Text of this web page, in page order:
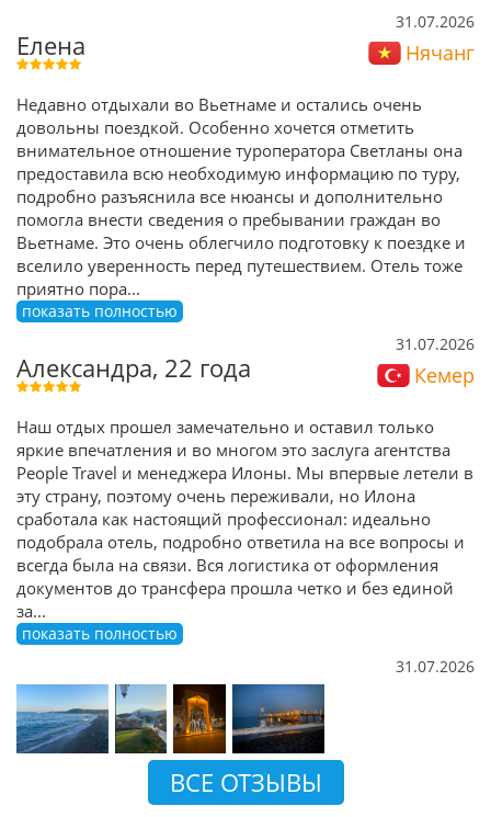
31.07.2026
Елена Нячанг
Недавно отдыхали во Вьетнаме и остались очень
довольны поездкой. Особенно хочется отметить
внимательное отношение туроператора Светланы она
предоставила всю необходимую информацию по туру,
подробно разъяснила все нюансы и дополнительно
помогла внести сведения о пребывании граждан во
Вьетнаме. Это очень облегчило подготовку к поездке и
вселило уверенность перед путешествием. Отель тоже
приятно пора...
показать полностью
31.07.2026
Александра, 22 года Кемер
Наш отдых прошел замечательно и оставил только
яркие впечатления и во многом это заслуга агентства
People Travel и менеджера Илоны. Мы впервые летели в
эту страну, поэтому очень переживали, но Илона
сработала как настоящий профессионал: идеально
подобрала отель, подробно ответила на все вопросы и
всегда была на связи. Вся логистика от оформления
документов до трансфера прошла четко и без единой
за...
показать полностью
31.07.2026
ВСЕ ОТЗЫВЫ